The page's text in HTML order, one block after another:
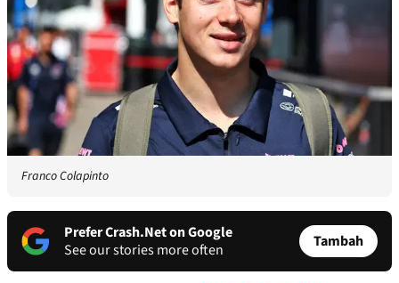
Franco Colapinto
Prefer Crash.Net on Google
See our stories more often
Tambah